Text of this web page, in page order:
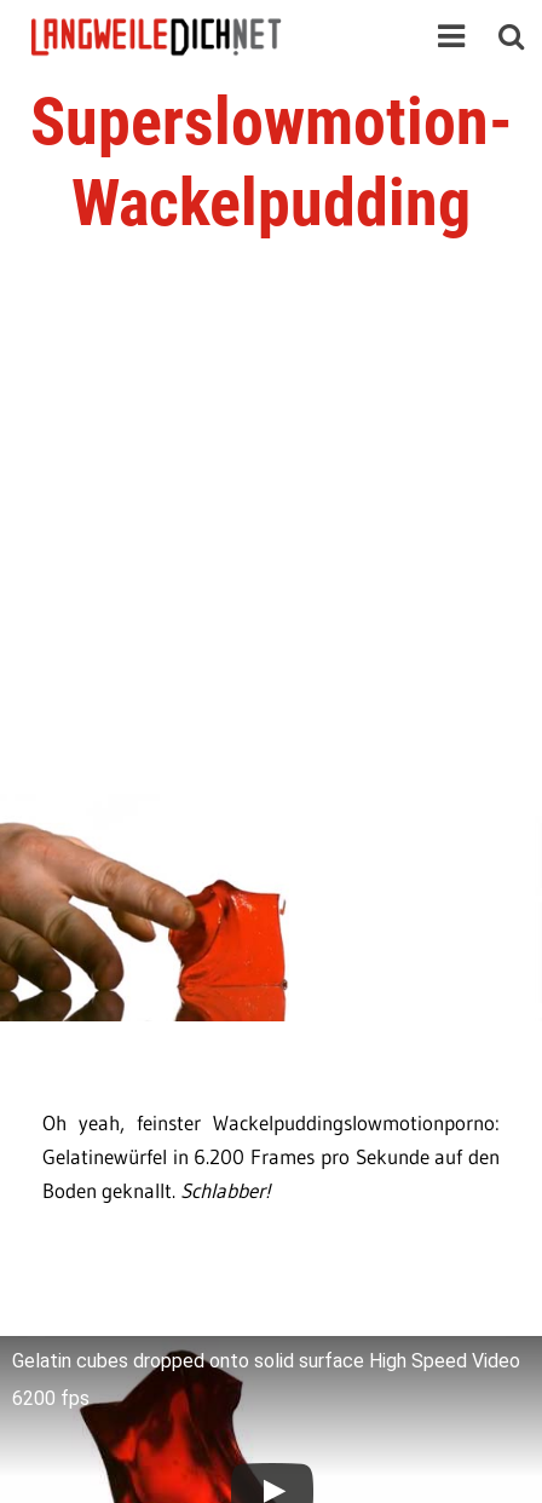
Superslowmotion-
Wackelpudding
Oh yeah, feinster Wackelpuddingslowmotionporno:
Gelatinewürfel in 6.200 Frames pro Sekunde auf den
Boden geknallt. Schlabber!
Gelatin cubes dropped onto solid surface High Speed Video
6200 fps